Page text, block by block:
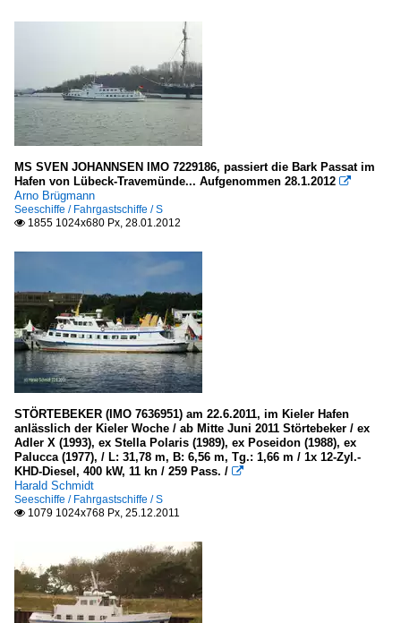
MS SVEN JOHANNSEN IMO 7229186, passiert die Bark Passat im
Hafen von Lübeck-Travemünde... Aufgenommen 28.1.2012 
Arno Brügmann
Seeschiffe / Fahrgastschiffe / S
 1855 1024x680 Px, 28.01.2012
STÖRTEBEKER (IMO 7636951) am 22.6.2011, im Kieler Hafen
anlässlich der Kieler Woche / ab Mitte Juni 2011 Störtebeker / ex
Adler X (1993), ex Stella Polaris (1989), ex Poseidon (1988), ex
Palucca (1977), / L: 31,78 m, B: 6,56 m, Tg.: 1,66 m / 1x 12-Zyl.-
KHD-Diesel, 400 kW, 11 kn / 259 Pass. / 
Harald Schmidt
Seeschiffe / Fahrgastschiffe / S
 1079 1024x768 Px, 25.12.2011